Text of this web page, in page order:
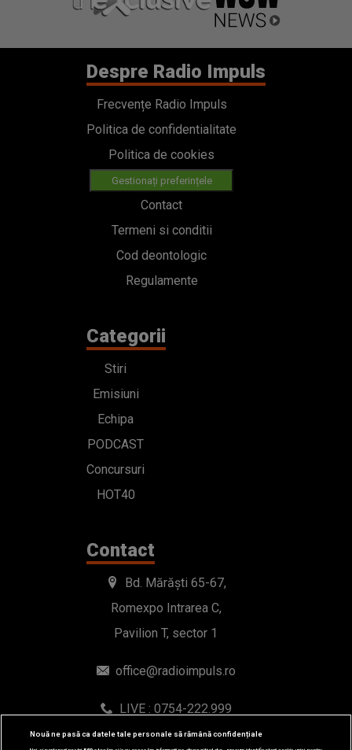
Despre Radio Impuls
Frecvențe Radio Impuls
Politica de confidentialitate
Politica de cookies
Gestionați preferințele
Contact
Termeni si conditii
Cod deontologic
Regulamente
Categorii
Stiri
Emisiuni
Echipa
PODCAST
Concursuri
HOT40
Contact
Bd. Mărăști 65-67,
Romexpo Intrarea C,
Pavilion T, sector 1
office@radioimpuls.ro
LIVE : 0754-222.999
WhatsApp: 0754-222.999
Nouă ne pasă ca datele tale personale să rămână confidențiale